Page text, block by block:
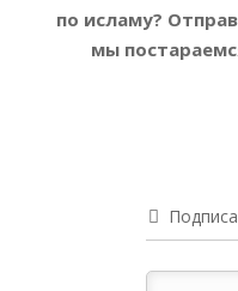
по исламу?
мы